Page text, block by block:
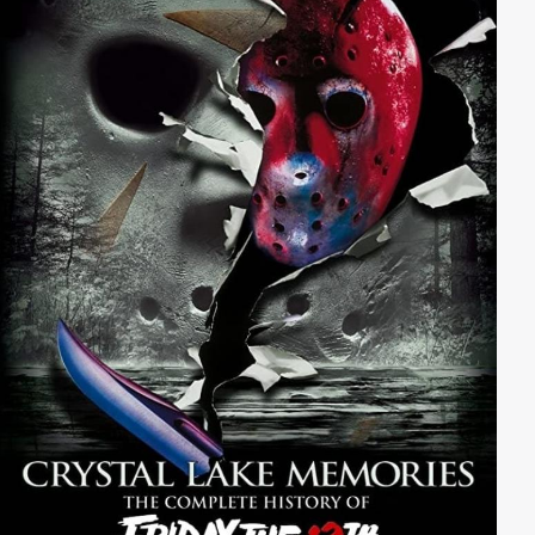
Brittany will Jordan überreden, diese Lieder zu
veröffentlichen. Wird sie es schaffen?